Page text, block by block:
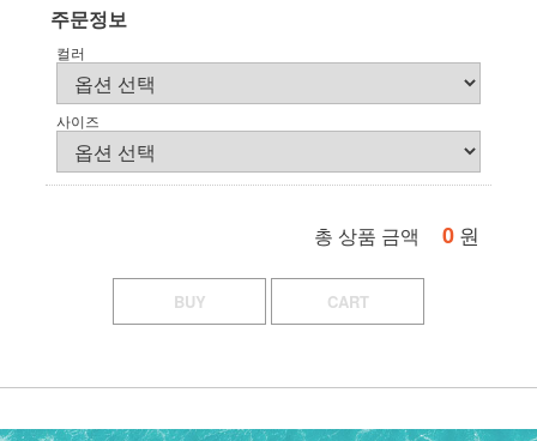
주문정보
컬러
사이즈
총 상품 금액 0 원
BUY CART